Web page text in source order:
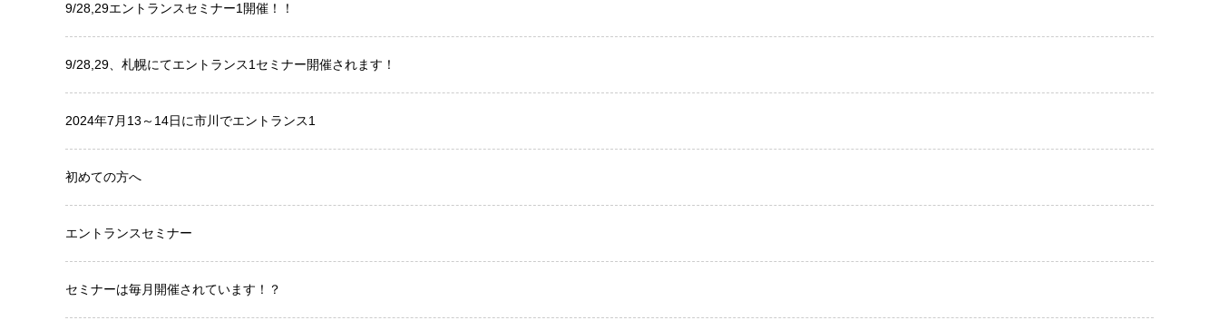
9/28,29エントランスセミナー1開催！！
9/28,29、札幌にてエントランス1セミナー開催されます！
2024年7月13～14日に市川でエントランス1
初めての方へ
エントランスセミナー
セミナーは毎月開催されています！？